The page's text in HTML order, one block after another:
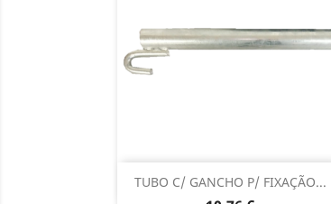
TUBO C/ GANCHO P/ FIXAÇÃO...
Vista rápida